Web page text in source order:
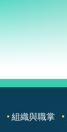
組織與職掌